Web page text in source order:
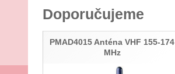
Doporučujeme
PMAD4015 Anténa VHF 155-174
MHz